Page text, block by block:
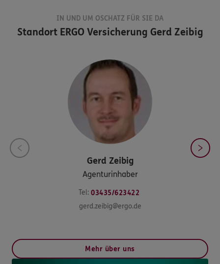
IN UND UM OSCHATZ FÜR SIE DA
Standort ERGO Versicherung Gerd Zeibig
Gerd Zeibig
Agenturinhaber
Tel: 03435/623422
gerd.zeibig@ergo.de
Mehr über uns